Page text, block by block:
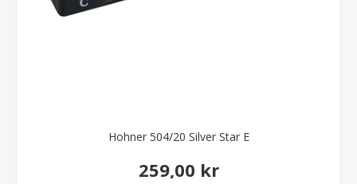
Hohner 504/20 Silver Star E
259,00 kr